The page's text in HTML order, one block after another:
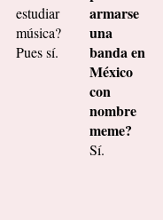
estudiar
música?
Pues sí.
armarse
una
banda en
México
con
nombre
meme?
Sí.